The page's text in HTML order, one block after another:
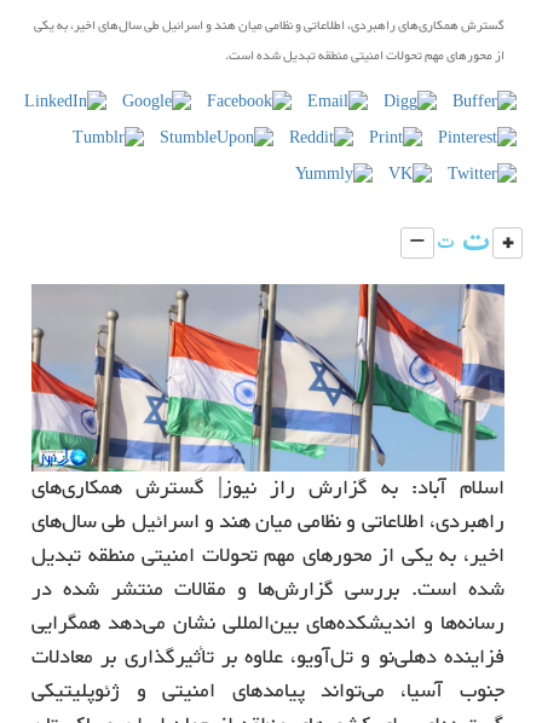
گسترش همکاری‌های راهبردی، اطلاعاتی و نظامی میان هند و اسرائیل طی سال‌های اخیر، به یکی
از محورهای مهم تحولات امنیتی منطقه تبدیل شده است.
اسلام آباد: به گزارش راز نیوز| گسترش همکاری‌های
راهبردی، اطلاعاتی و نظامی میان هند و اسرائیل طی سال‌های
اخیر، به یکی از محورهای مهم تحولات امنیتی منطقه تبدیل
شده است. بررسی گزارش‌ها و مقالات منتشر شده در
رسانه‌ها و اندیشکده‌های بین‌المللی نشان می‌دهد همگرایی
فزاینده دهلی‌نو و تل‌آویو، علاوه بر تأثیرگذاری بر معادلات
جنوب آسیا، می‌تواند پیامدهای امنیتی و ژئوپلیتیکی